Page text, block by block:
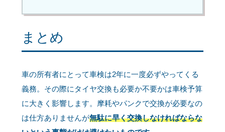
まとめ
車の所有者にとって車検は2年に一度必ずやってくる
義務。その際にタイヤ交換も必要か不要かは車検予算
に大きく影響します。摩耗やパンクで交換が必要なの
は仕方ありませんが無駄に早く交換しなければならな